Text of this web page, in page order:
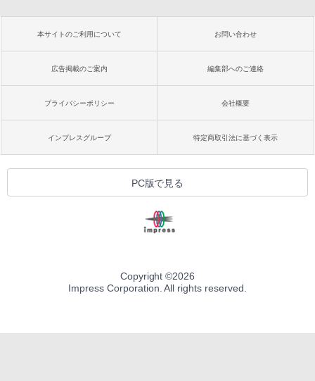
本サイトのご利用について お問い合わせ
広告掲載のご案内 編集部へのご連絡
プライバシーポリシー 会社概要
インプレスグループ 特定商取引法に基づく表示
PC版で見る
Copyright ©2026
Impress Corporation. All rights reserved.